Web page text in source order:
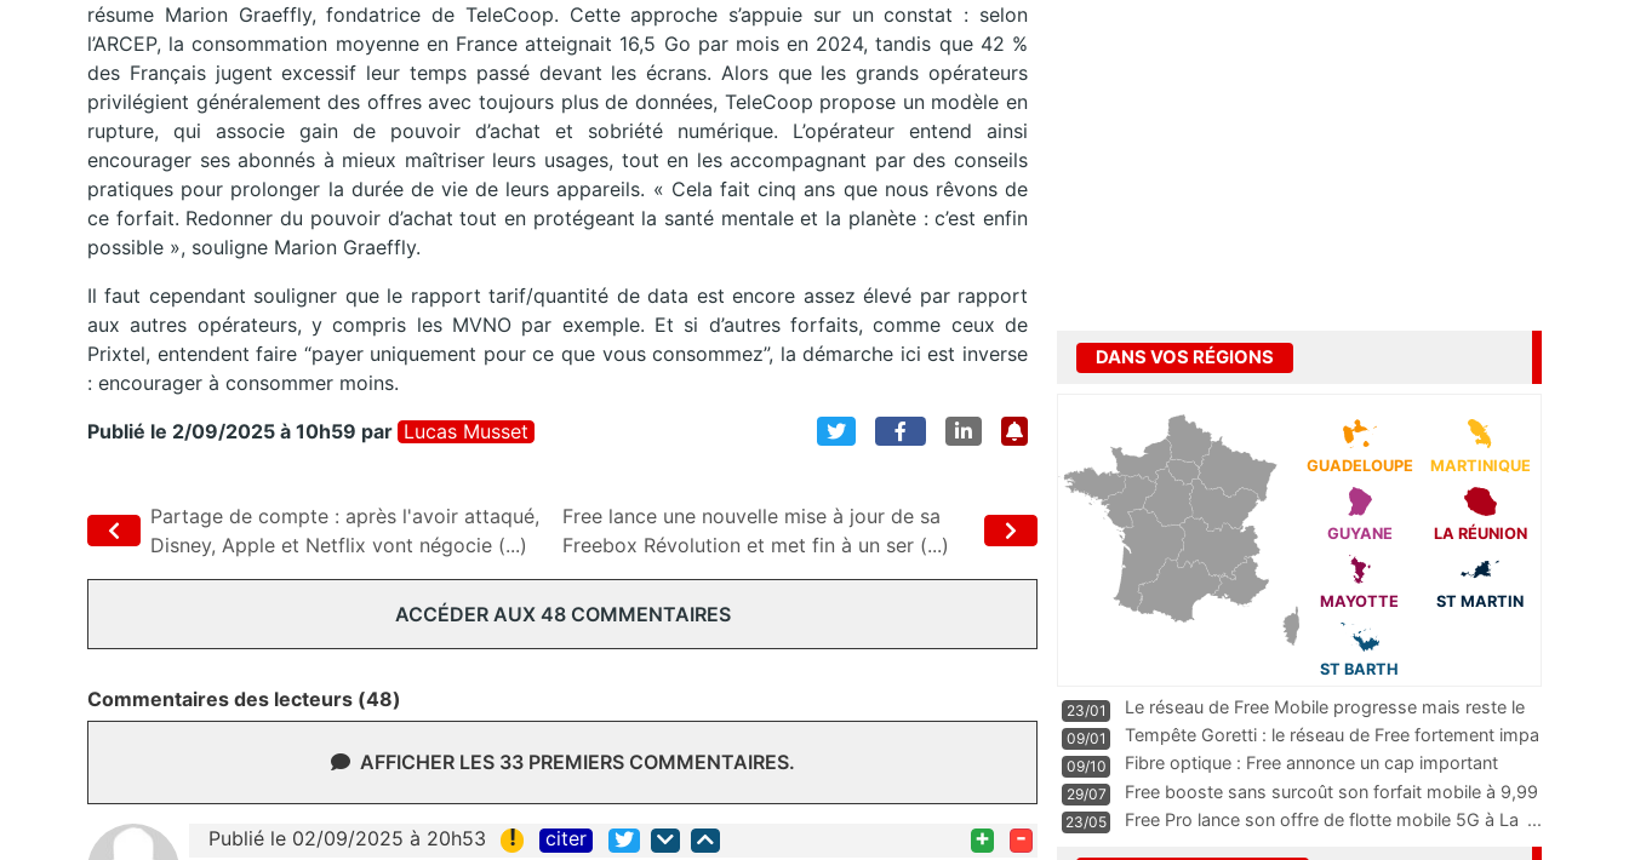
résume Marion Graeffly, fondatrice de TeleCoop. Cette approche s’appuie sur un constat : selon
l’ARCEP, la consommation moyenne en France atteignait 16,5 Go par mois en 2024, tandis que 42 %
des Français jugent excessif leur temps passé devant les écrans. Alors que les grands opérateurs
privilégient généralement des offres avec toujours plus de données, TeleCoop propose un modèle en
rupture, qui associe gain de pouvoir d’achat et sobriété numérique. L’opérateur entend ainsi
encourager ses abonnés à mieux maîtriser leurs usages, tout en les accompagnant par des conseils
pratiques pour prolonger la durée de vie de leurs appareils. « Cela fait cinq ans que nous rêvons de
ce forfait. Redonner du pouvoir d’achat tout en protégeant la santé mentale et la planète : c’est enfin
possible », souligne Marion Graeffly.
Il faut cependant souligner que le rapport tarif/quantité de data est encore assez élevé par rapport
aux autres opérateurs, y compris les MVNO par exemple. Et si d’autres forfaits, comme ceux de
Prixtel, entendent faire “payer uniquement pour ce que vous consommez”, la démarche ici est inverse
: encourager à consommer moins.
Publié le 2/09/2025 à 10h59 par Lucas Musset
Partage de compte : après l'avoir attaqué,
Disney, Apple et Netflix vont négocie (...)
Free lance une nouvelle mise à jour de sa
Freebox Révolution et met fin à un ser (...)
ACCÉDER AUX 48 COMMENTAIRES
Commentaires des lecteurs (48)
AFFICHER LES 33 PREMIERS COMMENTAIRES.
Publié le 02/09/2025 à 20h53 ! citer + -
DANS VOS RÉGIONS
GUADELOUPE MARTINIQUE
GUYANE LA RÉUNION
MAYOTTE ST MARTIN
ST BARTH
23/01
Le réseau de Free Mobile progresse mais reste le
m
...
09/01
Tempête Goretti : le réseau de Free fortement impa
09/10
Fibre optique : Free annonce un cap important
pass
...
29/07
Free booste sans surcoût son forfait mobile à 9,99
23/05 Free Pro lance son offre de flotte mobile 5G à La ...